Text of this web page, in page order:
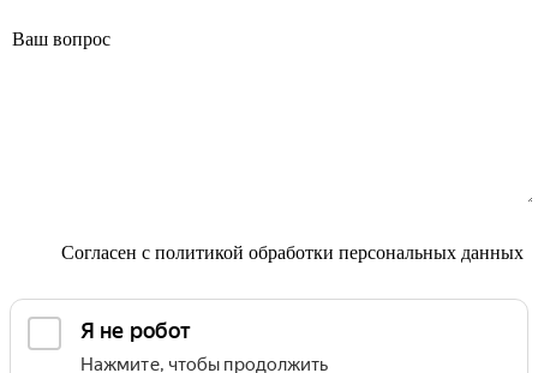
Согласен с политикой обработки персональных данных